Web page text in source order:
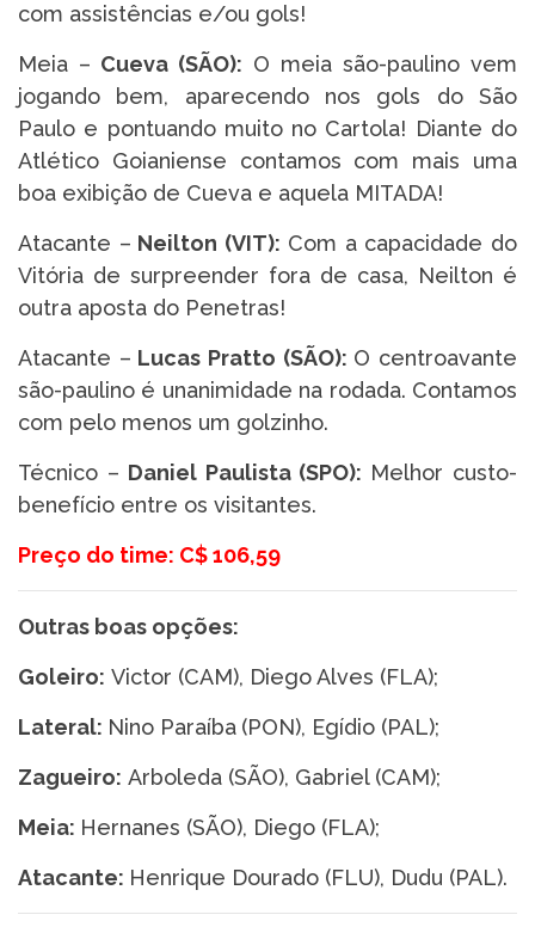
com assistências e/ou gols!
Meia – Cueva (SÃO): O meia são-paulino vem
jogando bem, aparecendo nos gols do São
Paulo e pontuando muito no Cartola! Diante do
Atlético Goianiense contamos com mais uma
boa exibição de Cueva e aquela MITADA!
Atacante – Neilton (VIT): Com a capacidade do
Vitória de surpreender fora de casa, Neilton é
outra aposta do Penetras!
Atacante – Lucas Pratto (SÃO): O centroavante
são-paulino é unanimidade na rodada. Contamos
com pelo menos um golzinho.
Técnico – Daniel Paulista (SPO): Melhor custo-
benefício entre os visitantes.
Preço do time: C$ 106,59
Outras boas opções:
Goleiro: Victor (CAM), Diego Alves (FLA);
Lateral: Nino Paraíba (PON), Egídio (PAL);
Zagueiro: Arboleda (SÃO), Gabriel (CAM);
Meia: Hernanes (SÃO), Diego (FLA);
Atacante: Henrique Dourado (FLU), Dudu (PAL).